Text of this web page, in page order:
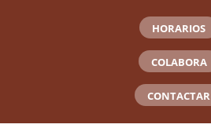
HORARIOS
COLABORA
CONTACTAR